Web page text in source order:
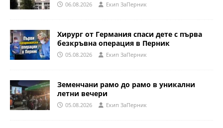
06.08.2026 Eкип ЗаПерник
Хирург от Германия спаси дете с първа
безкръвна операция в Перник
05.08.2026 Eкип ЗаПерник
Земенчани рамо до рамо в уникални
летни вечери
05.08.2026 Eкип ЗаПерник